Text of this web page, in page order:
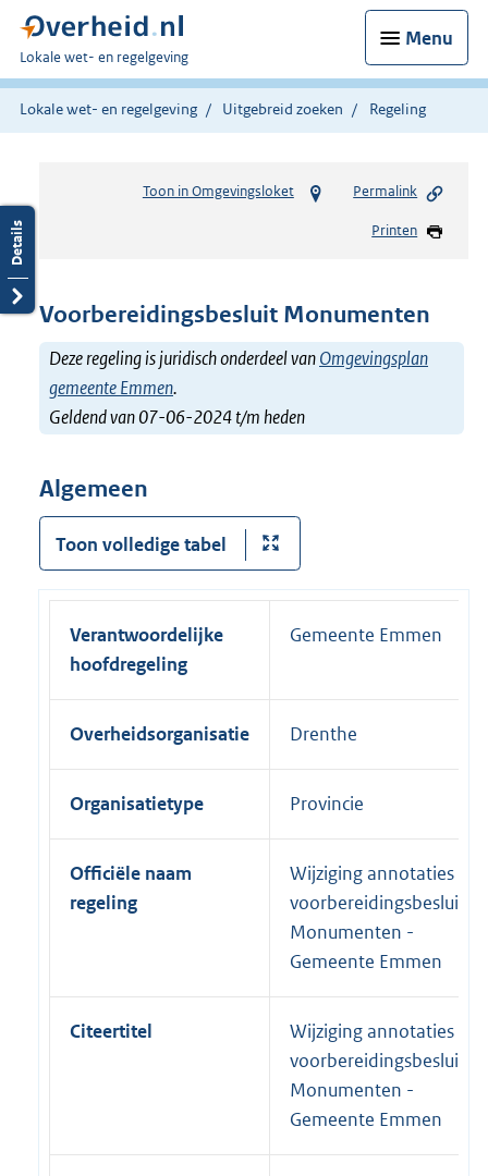
Menu
U
bent
hier:
Lokale wet- en regelgeving
Lokale wet- en regelgeving Uitgebreid zoeken Regeling
Toon in Omgevingsloket Permalink
Printen
Voorbereidingsbesluit Monumenten
Deze regeling is juridisch onderdeel vanOmgevingsplan
gemeente Emmen.
Geldend van 07-06-2024 t/m heden
Algemeen
Toon volledige tabel
Verantwoordelijke
hoofdregeling
Gemeente Emmen
Overheidsorganisatie Drenthe
Organisatietype Provincie
Officiële naam
regeling
Wijziging annotaties
voorbereidingsbesluit
Monumenten -
Gemeente Emmen
Citeertitel
Wijziging annotaties
voorbereidingsbesluit
Monumenten -
Gemeente Emmen